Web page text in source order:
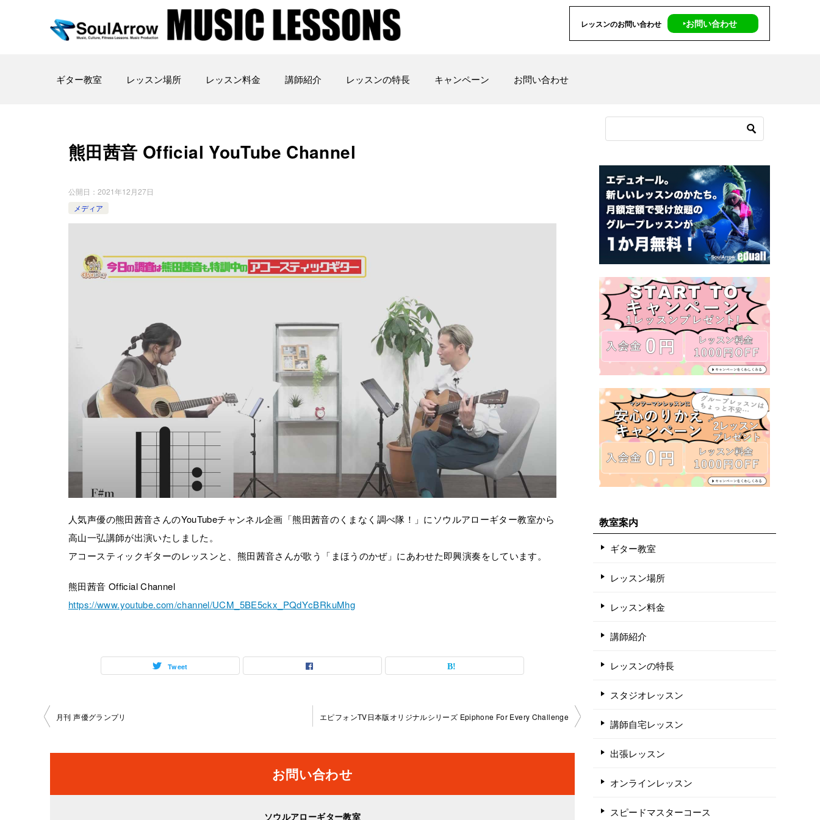
レッスンのお問い合わせ ‣お問い合わせ
ギター教室 レッスン場所 レッスン料金 講師紹介 レッスンの特長 キャンペーン お問い合わせ
熊田茜音 Official YouTube Channel
公開日： 2021年12月27日
メディア
人気声優の熊田茜音さんのYouTubeチャンネル企画「熊田茜音のくまなく調べ隊！」にソウルアローギター教室から
高山一弘講師が出演いたしました。
アコースティックギターのレッスンと、熊田茜音さんが歌う「まほうのかぜ」にあわせた即興演奏をしています。
熊田茜音 Official Channel
https://www.youtube.com/channel/UCM_5BE5ckx_PQdYcBRkuMhg
Tweet
投
ビ
月刊 声優グランプリ エピフォンTV日本版オリジナルシリーズ Epiphone For Every Challenge
お問い合わせ
ソウルアローギター教室
教室案内
ギター教室
レッスン場所
レッスン料金
講師紹介
レッスンの特長
スタジオレッスン
講師自宅レッスン
出張レッスン
オンラインレッスン
スピードマスターコース